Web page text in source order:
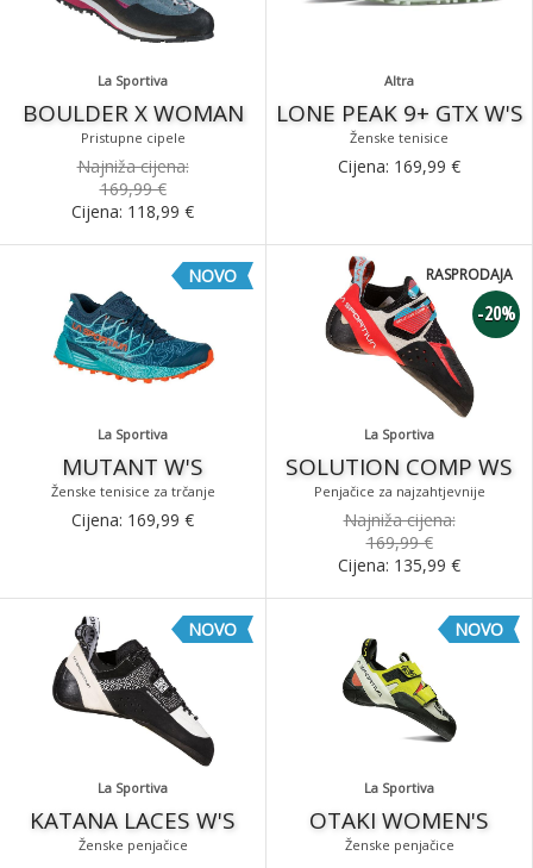
La Sportiva
BOULDER X WOMAN
Pristupne cipele
Najniža cijena:
169,99 €
Cijena: 118,99 €
Altra
LONE PEAK 9+ GTX W'S
Ženske tenisice
Cijena: 169,99 €
La Sportiva
MUTANT W'S
Ženske tenisice za trčanje
NOVO
Cijena: 169,99 €
La Sportiva
SOLUTION COMP WS
Penjačice za najzahtjevnije
-20%
RASPRODAJA
Najniža cijena:
169,99 €
Cijena: 135,99 €
La Sportiva
KATANA LACES W'S
Ženske penjačice
NOVO
La Sportiva
OTAKI WOMEN'S
Ženske penjačice
NOVO